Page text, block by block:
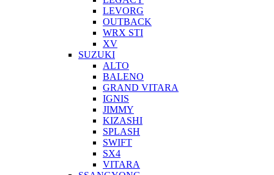
LEVORG
OUTBACK
WRX STI
XV
SUZUKI
ALTO
BALENO
GRAND VITARA
IGNIS
JIMMY
KIZASHI
SPLASH
SWIFT
SX4
VITARA